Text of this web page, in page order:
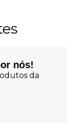
nós!
da